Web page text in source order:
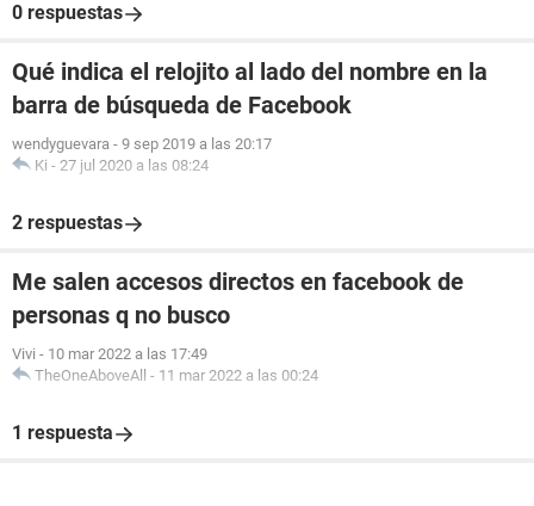
0 respuestas
Qué indica el relojito al lado del nombre en la
barra de búsqueda de Facebook
wendyguevara - 9 sep 2019 a las 20:17
Ki - 27 jul 2020 a las 08:24
2 respuestas
Me salen accesos directos en facebook de
personas q no busco
Vivi - 10 mar 2022 a las 17:49
TheOneAboveAll - 11 mar 2022 a las 00:24
1 respuesta